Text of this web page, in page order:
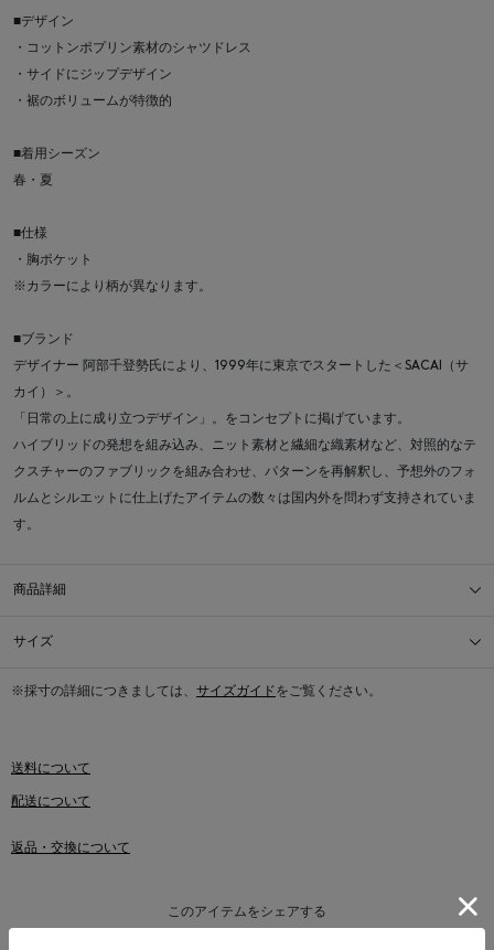
■デザイン
・コットンポプリン素材のシャツドレス
・サイドにジップデザイン
・裾のボリュームが特徴的
■着用シーズン
春・夏
■仕様
・胸ポケット
※カラーにより柄が異なります。
■ブランド
デザイナー 阿部千登勢氏により、1999年に東京でスタートした＜SACAI（サ
カイ）＞。
「日常の上に成り立つデザイン」。をコンセプトに掲げています。
ハイブリッドの発想を組み込み、ニット素材と繊細な織素材など、対照的なテ
クスチャーのファブリックを組み合わせ、パターンを再解釈し、予想外のフォ
ルムとシルエットに仕上げたアイテムの数々は国内外を問わず支持されていま
す。
商品詳細
サイズ
※採寸の詳細につきましては、 サイズガイドをご覧ください。
送料について
配送について
返品・交換について
このアイテムをシェアする